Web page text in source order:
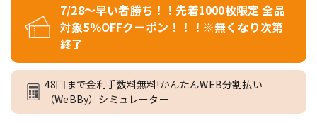
7/28～早い者勝ち！！先着1000枚限定 全品
対象5％OFFクーポン！！！※無くなり次第
終了
48回まで金利手数料無料!かんたんWEB分割払い
（WeBBy）シミュレーター